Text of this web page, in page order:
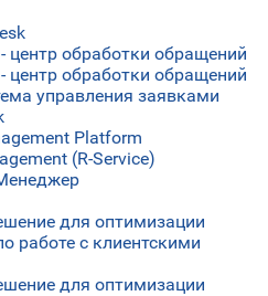
центр обработки обращений
центр обработки обращений
управления заявками
Platform
(R-Service)
для оптимизации
работе с клиентскими
для оптимизации